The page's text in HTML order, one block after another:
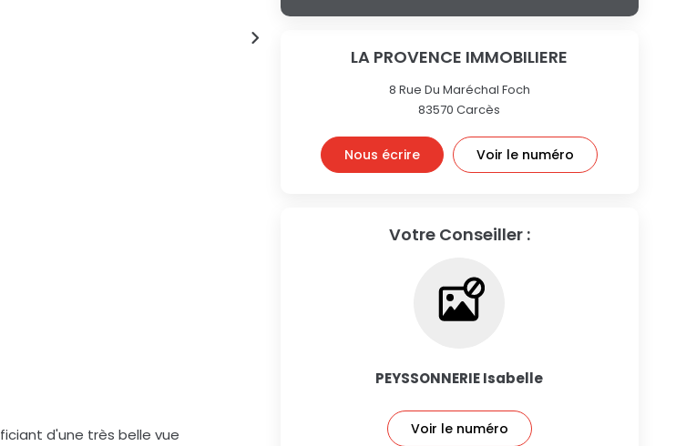
d'une très belle vue
LA PROVENCE IMMOBILIERE
8 Rue Du Maréchal Foch
83570Carcès
Nous écrire Voir le numéro
Votre Conseiller :
PEYSSONNERIE Isabelle
Voir le numéro